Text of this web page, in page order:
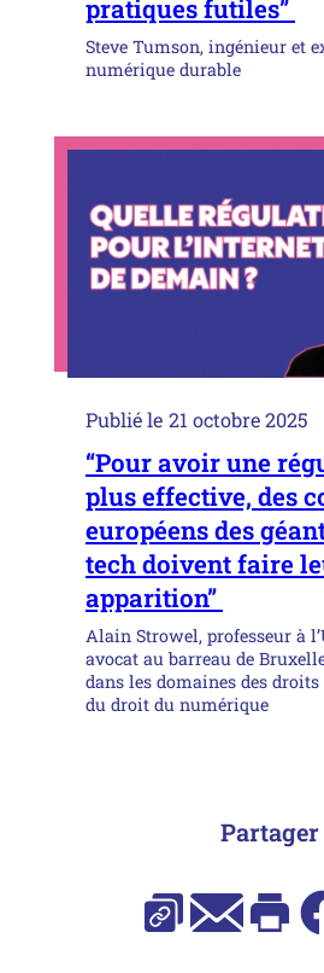
pratiques futiles”
Steve Tumson, ingénieur et
numérique durable
Publié le 21 octobre 2025
“Pour avoir une
plus effective, des
européens des
tech doivent faire
apparition”
Alain Strowel, professeur à
avocat au barreau de
dans les domaines des
du droit du numérique
Partager
Copier l’URL
E-mailImprimer